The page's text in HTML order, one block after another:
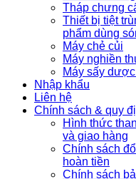
Tháp chưng
Thiết bị tiệt
phẩm dùng
Máy chẻ củi
Máy nghiền
Máy sấy
Nhập khẩu
Liên hệ
Chính sách & quy
Hình thức
và giao hàng
Chính sách
hoàn tiền
Chính sách